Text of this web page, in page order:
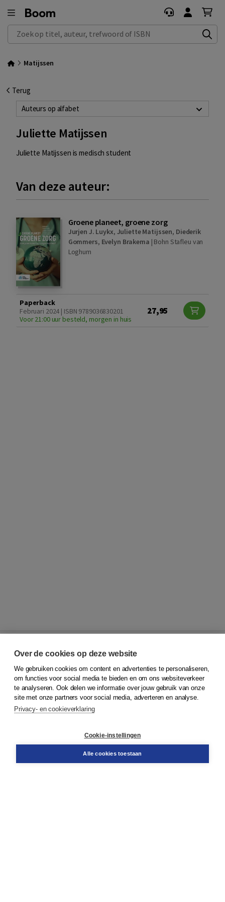
Zoek op titel, auteur, trefwoord of ISBN
Matijssen
Terug
Auteurs op alfabet
Juliette Matijssen
Juliette Matijssen is medisch student
Van deze auteur:
Groene planeet, groene zorg
Jurjen J. Luykx, Juliette Matijssen, Diederik
Gommers, Evelyn Brakema | Bohn Stafleu van
Loghum
Paperback
Februari 2024 | ISBN 9789036830201
Voor 21:00 uur besteld, morgen in huis
27,95
© 2026Koninklijke Boom uitgevers
Klantenservice
Service & informatie
Contact
Over de cookies op deze website
We gebruiken cookies om content en advertenties te personaliseren,
om functies voor social media te bieden en om ons websiteverkeer
te analyseren. Ook delen we informatie over jouw gebruik van onze
site met onze partners voor social media, adverteren en analyse.
Privacy- en cookieverklaring
Cookie-instellingen
Alle cookies toestaan